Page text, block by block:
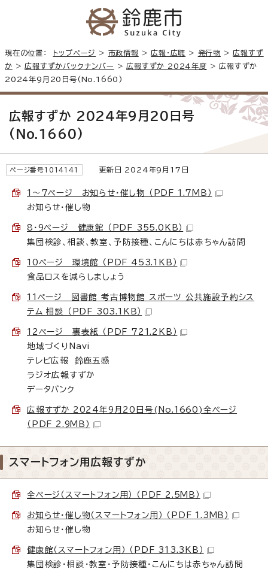
現在の位置： トップページ > 市政情報 >広報・広聴 > 発行物 >広報すず
か >広報すずかバックナンバー >広報すずか 2024年度 > 広報すずか
2024年9月20日号(No.1660)
広報すずか 2024年9月20日号
(No.1660)
ページ番号1014141 更新日 2024年9月17日
1～7ページ お知らせ・催し物 （PDF 1.7MB）
お知らせ・催し物
8・9ページ 健康館 （PDF 355.0KB）
集団検診、相談、教室、予防接種、こんにちは赤ちゃん訪問
10ページ 環境館 （PDF 453.1KB）
食品ロスを減らしましょう
11ページ 図書館 考古博物館 スポーツ 公共施設予約シス
テム 相談 （PDF 303.1KB）
12ページ 裏表紙 （PDF 721.2KB）
地域づくりNavi
テレビ広報 鈴鹿五感
ラジオ広報すずか
データバンク
広報すずか 2024年9月20日号(No.1660)全ページ
（PDF 2.9MB）
スマートフォン用広報すずか
全ページ（スマートフォン用） （PDF 2.5MB）
お知らせ・催し物（スマートフォン用） （PDF 1.3MB）
お知らせ・催し物
健康館（スマートフォン用） （PDF 313.3KB）
集団検診・相談・教室・予防接種・こんにちは赤ちゃん訪問